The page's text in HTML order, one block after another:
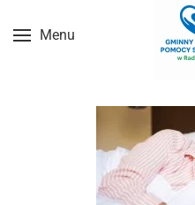
Przejdź do treści głównej
Menu